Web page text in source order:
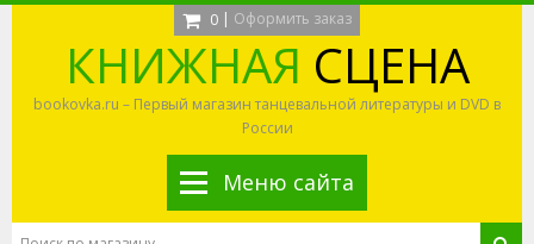
0 | Оформить заказ
КНИЖНАЯ СЦЕНА
bookovka.ru – Первый магазин танцевальной литературы и DVD в
России
Меню сайта